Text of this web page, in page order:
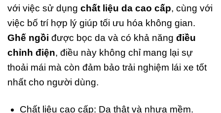
với việc sử dụng chất liệu da cao cấp, cùng với
việc bố trí hợp lý giúp tối ưu hóa không gian.
Ghế ngồi được bọc da và có khả năng điều
chỉnh điện, điều này không chỉ mang lại sự
thoải mái mà còn đảm bảo trải nghiệm lái xe tốt
nhất cho người dùng.
Chất liệu cao cấp: Da thật và nhựa mềm.